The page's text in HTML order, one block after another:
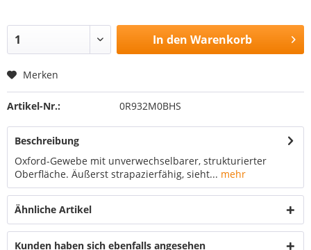
In den Warenkorb
Merken
Artikel-Nr.: 0R932M0BHS
Beschreibung
Oxford-Gewebe mit unverwechselbarer, strukturierter
Oberfläche. Äußerst strapazierfähig, sieht... mehr
Ähnliche Artikel
Kunden haben sich ebenfalls angesehen